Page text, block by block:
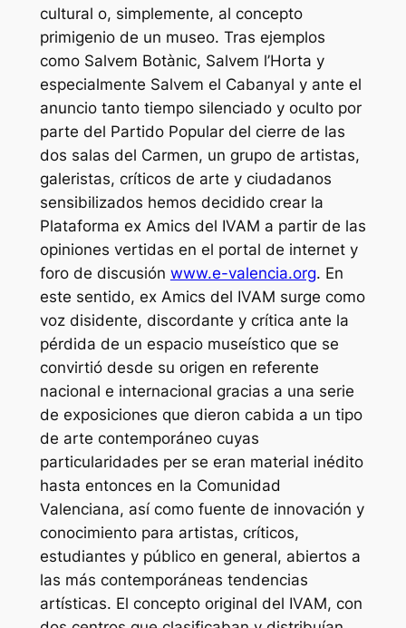
cultural o, simplemente, al concepto
primigenio de un museo. Tras ejemplos
como Salvem Botànic, Salvem l’Horta y
especialmente Salvem el Cabanyal y ante el
anuncio tanto tiempo silenciado y oculto por
parte del Partido Popular del cierre de las
dos salas del Carmen, un grupo de artistas,
galeristas, críticos de arte y ciudadanos
sensibilizados hemos decidido crear la
Plataforma ex Amics del IVAM a partir de las
opiniones vertidas en el portal de internet y
foro de discusión www.e-valencia.org. En
este sentido, ex Amics del IVAM surge como
voz disidente, discordante y crítica ante la
pérdida de un espacio museístico que se
convirtió desde su origen en referente
nacional e internacional gracias a una serie
de exposiciones que dieron cabida a un tipo
de arte contemporáneo cuyas
particularidades per se eran material inédito
hasta entonces en la Comunidad
Valenciana, así como fuente de innovación y
conocimiento para artistas, críticos,
estudiantes y público en general, abiertos a
las más contemporáneas tendencias
artísticas. El concepto original del IVAM, con